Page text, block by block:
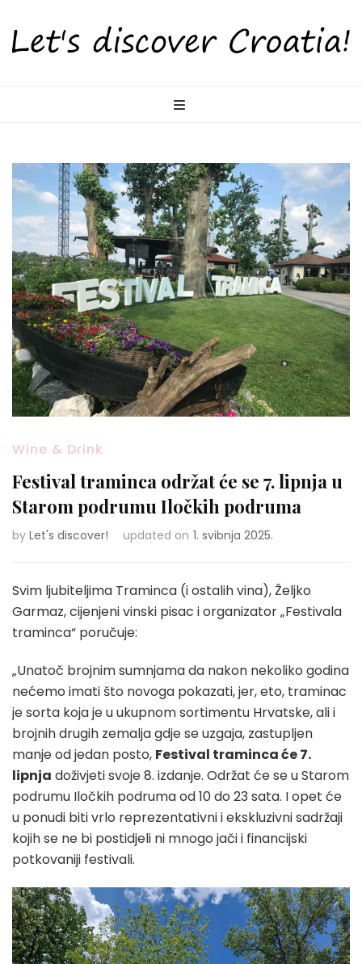
Wine & Drink
Festival traminca održat će se 7. lipnja u
Starom podrumu Iločkih podruma
by Let's discover! updated on 1. svibnja 2025.
Svim ljubiteljima Traminca (i ostalih vina), Željko
Garmaz, cijenjeni vinski pisac i organizator „Festivala
traminca“ poručuje:
„Unatoč brojnim sumnjama da nakon nekoliko godina
nećemo imati što novoga pokazati, jer, eto, traminac
je sorta koja je u ukupnom sortimentu Hrvatske, ali i
brojnih drugih zemalja gdje se uzgaja, zastupljen
manje od jedan posto, Festival traminca će 7.
lipnja doživjeti svoje 8. izdanje. Održat će se u Starom
podrumu Iločkih podruma od 10 do 23 sata. I opet će
u ponudi biti vrlo reprezentativni i ekskluzivni sadržaji
kojih se ne bi postidjeli ni mnogo jači i financijski
potkovaniji festivali.